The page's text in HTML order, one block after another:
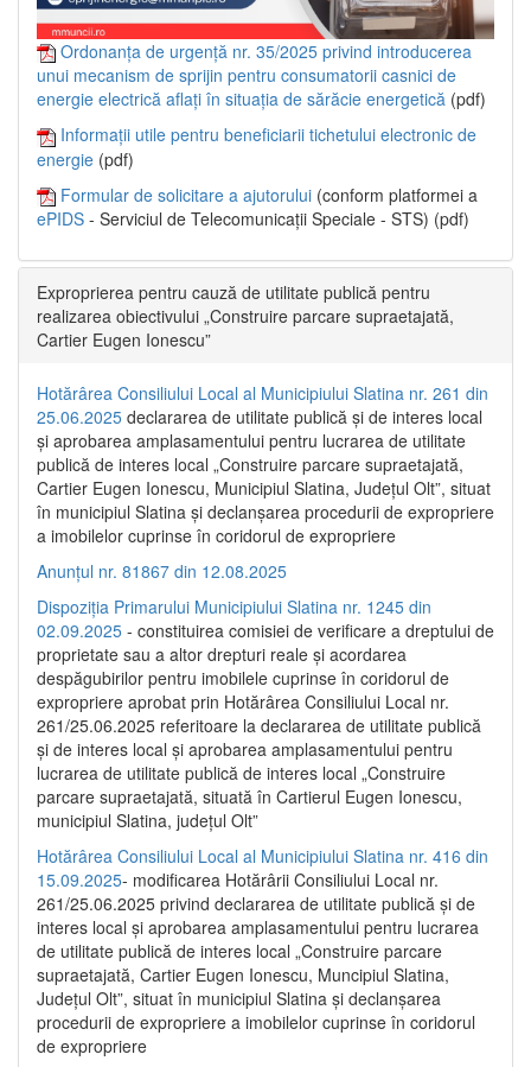
Ordonanța de urgență nr. 35/2025 privind introducerea
unui mecanism de sprijin pentru consumatorii casnici de
energie electrică aflați în situația de sărăcie energetică (pdf)
Informații utile pentru beneficiarii tichetului electronic de
energie (pdf)
Formular de solicitare a ajutorului (conform platformei a
ePIDS - Serviciul de Telecomunicații Speciale - STS) (pdf)
Exproprierea pentru cauză de utilitate publică pentru
realizarea obiectivului „Construire parcare supraetajată,
Cartier Eugen Ionescu”
Hotărârea Consiliului Local al Municipiului Slatina nr. 261 din
25.06.2025 declararea de utilitate publică și de interes local
și aprobarea amplasamentului pentru lucrarea de utilitate
publică de interes local „Construire parcare supraetajată,
Cartier Eugen Ionescu, Municipiul Slatina, Județul Olt”, situat
în municipiul Slatina și declanșarea procedurii de expropriere
a imobilelor cuprinse în coridorul de expropriere
Anunțul nr. 81867 din 12.08.2025
Dispoziția Primarului Municipiului Slatina nr. 1245 din
02.09.2025 - constituirea comisiei de verificare a dreptului de
proprietate sau a altor drepturi reale și acordarea
despăgubirilor pentru imobilele cuprinse în coridorul de
expropriere aprobat prin Hotărârea Consiliului Local nr.
261/25.06.2025 referitoare la declararea de utilitate publică
și de interes local și aprobarea amplasamentului pentru
lucrarea de utilitate publică de interes local „Construire
parcare supraetajată, situată în Cartierul Eugen Ionescu,
municipiul Slatina, județul Olt”
Hotărârea Consiliului Local al Municipiului Slatina nr. 416 din
15.09.2025- modificarea Hotărârii Consiliului Local nr.
261/25.06.2025 privind declararea de utilitate publică și de
interes local și aprobarea amplasamentului pentru lucrarea
de utilitate publică de interes local „Construire parcare
supraetajată, Cartier Eugen Ionescu, Muncipiul Slatina,
Județul Olt”, situat în municipiul Slatina și declanșarea
procedurii de expropriere a imobilelor cuprinse în coridorul
de expropriere